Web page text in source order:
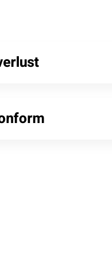
Daten nicht verloren.